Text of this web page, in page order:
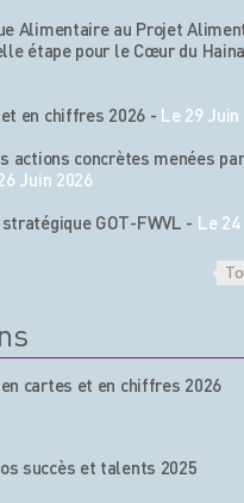
Alimentaire au Projet
étape pour le Cœur du
en chiffres 2026 - Le 29 Juin
actions concrètes menées
Juin 2026
GOT-FWVL - Le
cartes et en chiffres 2026
succès et talents 2025